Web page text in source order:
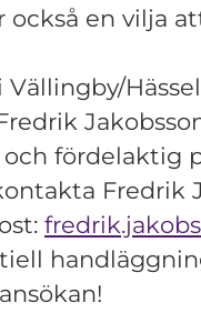
också en vilja
fördelaktig
Fredrik